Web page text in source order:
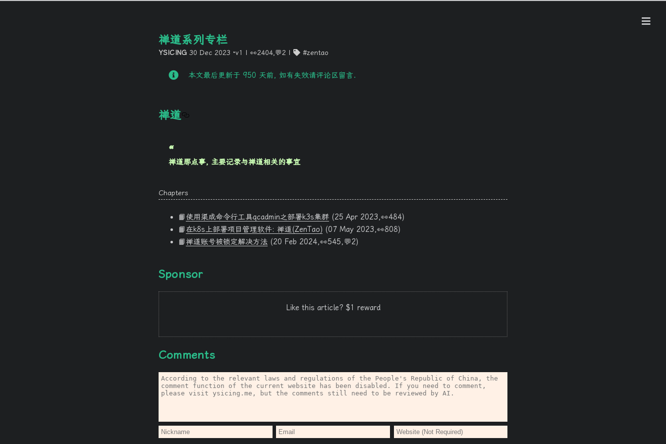
禅道系列专栏
YSICING 30 Dec 2023 ·v1 |👀2404,💬2 zentao
本文最后更新于 950 天前, 如有失效请评论区留言.
禅道
禅道那点事, 主要记录与禅道相关的事宜
Chapters
📙使用渠成命令行工具qcadmin之部署k3s集群 (25 Apr 2023,👀484)
📙在k8s上部署项目管理软件: 禅道(ZenTao) (07 May 2023,👀808)
📙禅道账号被锁定解决方法 (20 Feb 2024,👀545,💬2)
Sponsor
Like this article? $1 reward
Comments